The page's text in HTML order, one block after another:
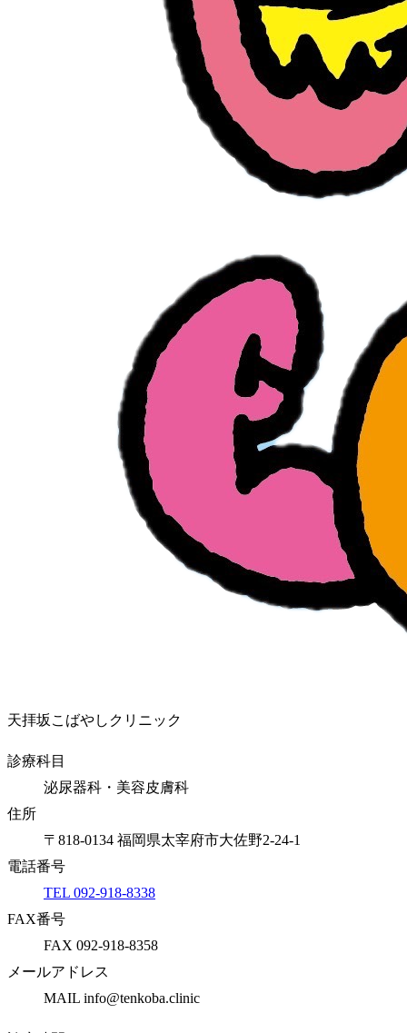
天拝坂こばやしクリニック
診療科目
泌尿器科・美容皮膚科
住所
〒818-0134 福岡県太宰府市大佐野2-24-1
電話番号
TEL 092-918-8338
FAX番号
FAX 092-918-8358
メールアドレス
MAIL info@tenkoba.clinic